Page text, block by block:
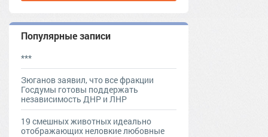
Популярные записи
***
Зюганов заявил, что все фракции
Госдумы готовы поддержать
независимость ДНР и ЛНР
19 смешных животных идеально
отображающих неловкие любовные